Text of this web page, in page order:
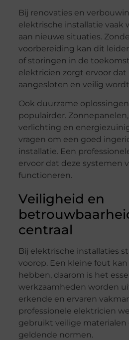
Bij renovaties en
elektrische installatie vaak
aan nieuwe situaties.
voorbereiding kan dit
of storingen in de
elektricien zorgt ervoor dat
aangesloten en veilig
Ook duurzame
populairder.
verlichting en
vragen om een goed
installatie. Een
ervoor dat deze systemen
functioneren.
Veiligheid en
centraal
Bij elektrische installaties
voorop. Een kleine fout
hebben, daarom is het
werkzaamheden worden
erkende en ervaren
professionele elektricien
gebruikt veilige materialen
geldende normen.